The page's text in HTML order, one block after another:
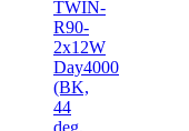
TWIN-
R90-
2x12W
Day4000
(BK,
44
deg,